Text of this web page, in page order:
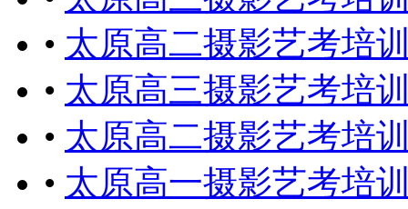
• 太原高二摄影艺考培
• 太原高三摄影艺考培
• 太原高二摄影艺考培
• 太原高一摄影艺考培